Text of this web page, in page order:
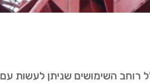
רוחב השימושים שניתן לעשות עם